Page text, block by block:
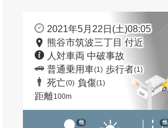
2021年5月22日(土)08:05
熊谷市筑波三丁目 付近
人対車両 中破事故
普通乗用車(1) 歩行者(1)
死亡(0) 負傷(1)
距離100m
他 他